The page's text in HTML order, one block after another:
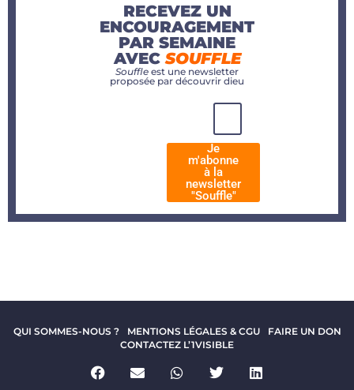
RECEVEZ UN
ENCOURAGEMENT
PAR SEMAINE
AVECSOUFFLE
Souffle est une newsletter
proposée par découvrir dieu
Je
m'abonne
à la
newsletter
"Souffle"
QUI SOMMES-NOUS ? MENTIONS LÉGALES & CGU
FAIRE UN DON
CONTACTEZ L’1VISIBLE